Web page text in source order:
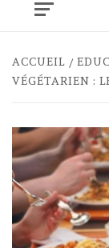
Menu
ACCUEIL
VÉGÉTARIEN :